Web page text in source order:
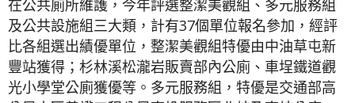
在公共廁所維護，今年評選整潔美觀組、多元服務組
及公共設施組三大類，計有37個單位報名參加，經評
比各組選出績優單位，整潔美觀組特優由中油草屯新
豐站獲得；杉林溪松瀧岩販賣部內公廁、車埕鐵道觀
光小學堂公廁獲優等。多元服務組，特優是交通部高